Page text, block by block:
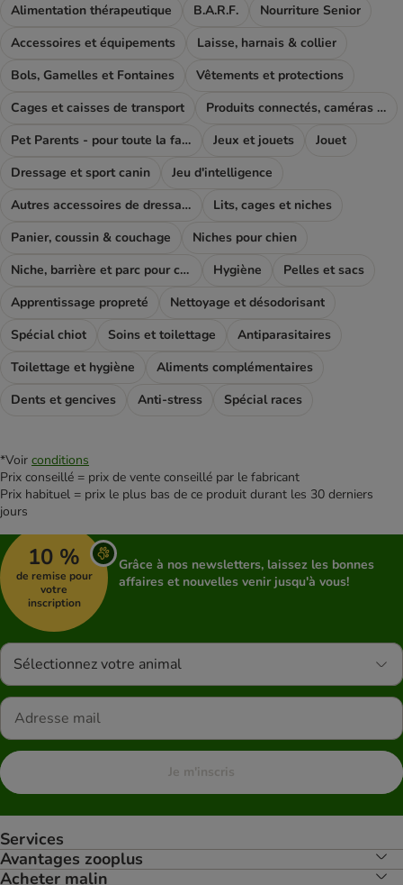
Alimentation thérapeutique
B.A.R.F.
Nourriture Senior
Accessoires et équipements
Laisse, harnais & collier
Bols, Gamelles et Fontaines
Vêtements et protections
Cages et caisses de transport
Produits connectés, caméras et GPS
Pet Parents - pour toute la famille
Jeux et jouets
Jouet
Dressage et sport canin
Jeu d'intelligence
Autres accessoires de dressage
Lits, cages et niches
Panier, coussin & couchage
Niches pour chien
Niche, barrière et parc pour chien
Hygiène
Pelles et sacs
Apprentissage propreté
Nettoyage et désodorisant
Spécial chiot
Soins et toilettage
Antiparasitaires
Toilettage et hygiène
Aliments complémentaires
Dents et gencives
Anti-stress Spécial races
*Voir conditions
Prix conseillé = prix de vente conseillé par le fabricant
Prix habituel = prix le plus bas de ce produit durant les 30 derniers
jours
10 %
de remise pour
votre
inscription
Grâce à nos newsletters, laissez les bonnes
affaires et nouvelles venir jusqu'à vous!
Sélectionnez votre animal
Je m'inscris
Services
Avantages zooplus
Acheter malin